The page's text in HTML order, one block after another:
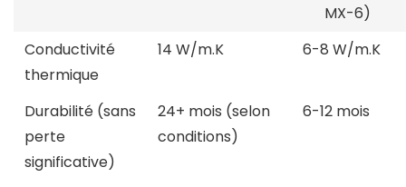
MX-6)
Conductivité
thermique
14 W/m.K 6-8 W/m.K
Durabilité (sans
perte
significative)
24+ mois (selon
conditions)
6-12 mois